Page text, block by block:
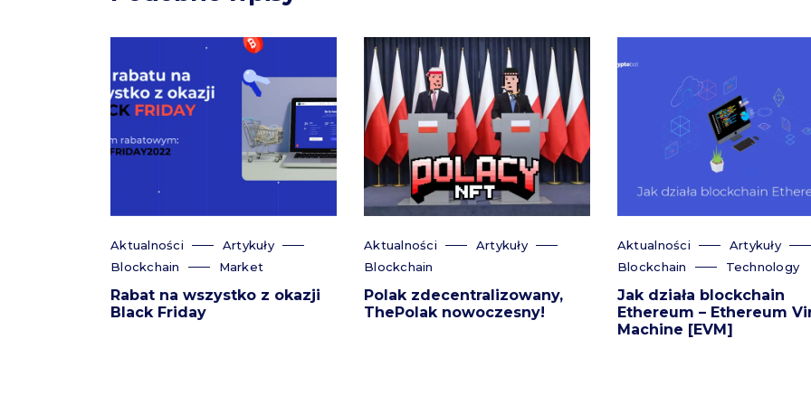
Aktualności
Artykuły
Blockchain
Market
Rabat na wszystko z okazji
Black Friday
Aktualności
Artykuły
Blockchain
Polak zdecentralizowany,
ThePolak nowoczesny!
Aktualności
Artykuły
Blockchain
Technology
Jak działa blockchain
Ethereum – Ethereum
Machine [EVM]